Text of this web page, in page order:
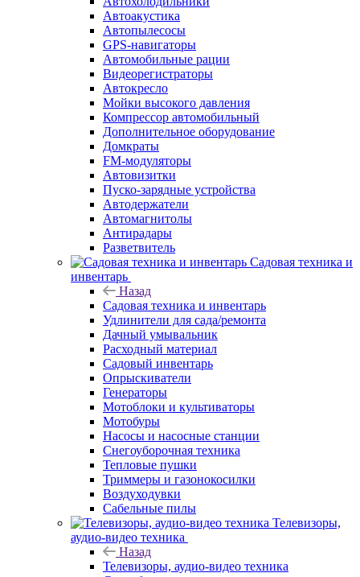
Автоакустика
Автопылесосы
GPS-навигаторы
Автомобильные рации
Видеорегистраторы
Автокресло
Мойки высокого давления
Компрессор автомобильный
Дополнительное оборудование
Домкраты
FM-модуляторы
Автовизитки
Пуско-зарядные устройства
Автодержатели
Автомагнитолы
Антирадары
Разветвитель
Садовая техника и
инвентарь
Назад
Садовая техника и инвентарь
Удлинители для сада/ремонта
Дачный умывальник
Расходный материал
Садовый инвентарь
Опрыскиватели
Генераторы
Мотоблоки и культиваторы
Мотобуры
Насосы и насосные станции
Снегоуборочная техника
Тепловые пушки
Триммеры и газонокосилки
Воздуходувки
Сабельные пилы
Телевизоры,
аудио-видео техника
Назад
Телевизоры, аудио-видео техника